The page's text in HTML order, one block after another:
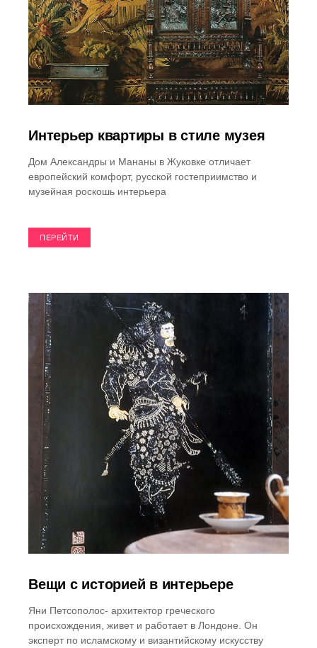
Интерьер квартиры в стиле музея
Дом Александры и Мананы в Жуковке отличает
европейский комфорт, русской гостеприимство и
музейная роскошь интерьера
ПЕРЕЙТИ
Вещи с историей в интерьере
Яни Петсополос- архитектор греческого
происхождения, живет и работает в Лондоне. Он
эксперт по исламскому и византийскому искусству